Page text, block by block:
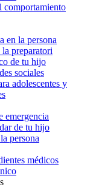
comportamiento
en la persona
la preparatori
de tu hijo
sociales
adolescentes y
emergencia
de tu hijo
persona
médicos